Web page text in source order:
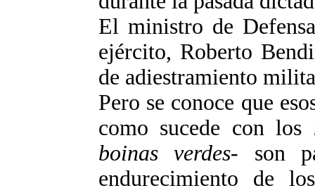
El ministro de
ejército, Roberto
de adiestramiento
Pero se conoce que
como sucede con los
boinas verdes- son
endurecimiento de